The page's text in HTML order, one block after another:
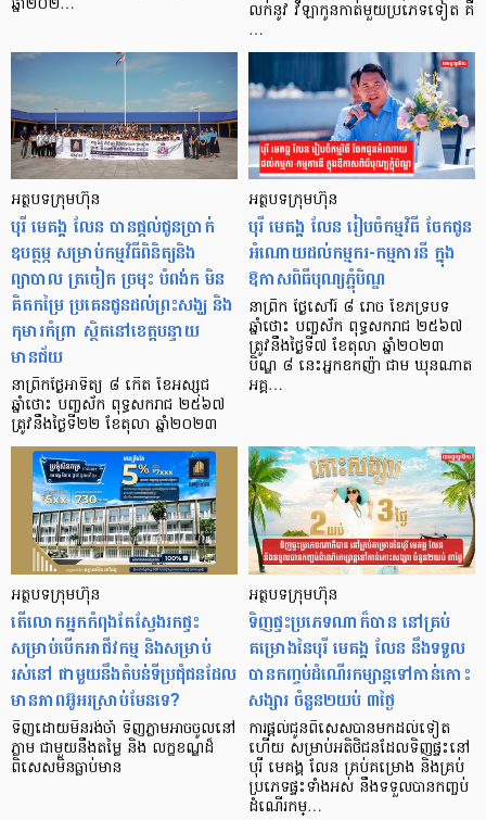
ឆ្នាំ២០២…
លក់នូវ វីឡាកូនកាត់មួយប្រភេទទៀត គឺ
…
អត្ថបទក្រុមហ៊ុន
បុរី មេគង្គ លែន បានផ្តល់ជូនប្រាក់
ឧបត្ថម្ភ សម្រាប់កម្មវិធីពិនិត្យនិង
ព្យាបាល ត្រចៀក ច្រមុះ បំពង់ក មិន
គិតកម្រៃ ប្រគេនជូនដល់ព្រះសង្ឃ និង
កុមារកំព្រា ស្ថិតនៅខេត្តបន្ទាយ
មានជ័យ
នាព្រឹកថ្ងៃអាទិត្យ ៨ កើត ខែអស្សុជ
ឆ្នាំថោះ បញ្ចស័ក ពុទ្ធសករាជ ២៥៦៧
ត្រូវនឹងថ្ងៃទី២២ ខែតុលា ឆ្នាំ២០២៣
អត្ថបទក្រុមហ៊ុន
បុរី មេគង្គ លែន រៀបចំកម្មវិធី ចែកជូន
អំណោយដល់កម្មករ-កម្មការនី ក្នុង
ឱកាសពិធីបុណ្យភ្ជុំបិណ្ឌ
នាព្រឹក ថ្ងៃសៅរ៍ ៨ រោច ខែភទ្របទ
ឆ្នាំថោះ បញ្ចស័ក ពុទ្ធសករាជ ២៥៦៧
ត្រូវនឹងថ្ងៃទី៧ ខែតុលា ឆ្នាំ២០២៣
បិណ្ឌ ៨ នេះអ្នកឧកញ៉ា ជាម ឃុនណាត
អគ្គ…
អត្ថបទក្រុមហ៊ុន
តើលោកអ្នកកំពុងតែស្វែងរកផ្ទះ
សម្រាប់បើកអាជីវកម្ម និងសម្រាប់
រស់នៅ ជាមួយនឹងតំបន់ទីប្រជុំជនដែល
មានភាពអ៊ូអរស្រាប់មែនទេ?
ទិញដោយមិនរង់ចាំ ទិញភ្លាមអាចចូលនៅ
ភ្លាម ជាមួយនឹងតម្លៃ និង លក្ខខណ្ឌដ៏
ពិសេសមិនធ្លាប់មាន
អត្ថបទក្រុមហ៊ុន
ទិញផ្ទះប្រភេទណាក៏បាន នៅគ្រប់
គម្រោងនៃបុរី មេគង្គ លែន នឹងទទួល
បានកញ្ចប់ដំណើរកម្សាន្តទៅកាន់កោះ
សង្សារ ចំនួន២យប់ ៣ថ្ងៃ
ការផ្តល់ជូនពិសេសបានមកដល់ទៀត
ហើយ សម្រាប់អតិថិជនដែលទិញផ្ទះនៅ
បុរី មេគង្គ លែន គ្រប់គម្រោង និងគ្រប់
ប្រភេទផ្ទះទាំងអស់ នឹងទទួលបានកញ្ចប់
ដំណើរកម្…